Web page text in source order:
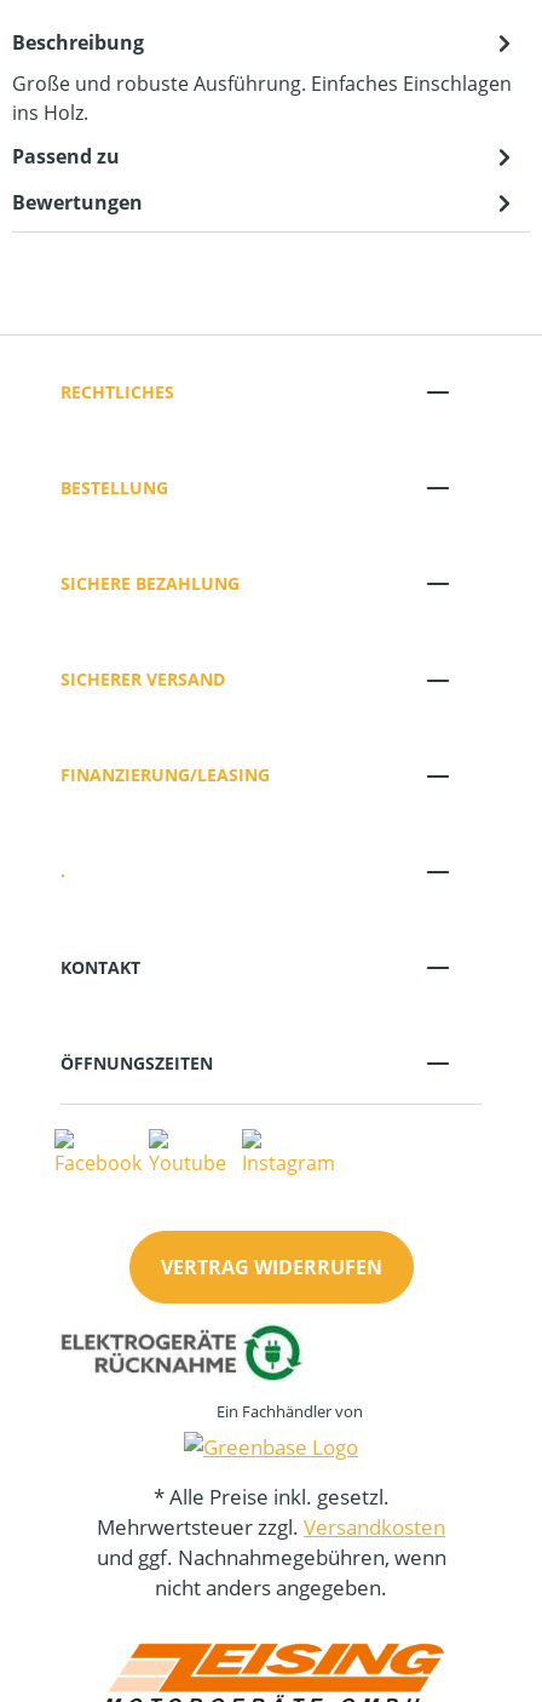
Beschreibung
Große und robuste Ausführung. Einfaches Einschlagen
ins Holz.
Passend zu
Bewertungen
RECHTLICHES
BESTELLUNG
SICHERE BEZAHLUNG
SICHERER VERSAND
FINANZIERUNG/LEASING
.
KONTAKT
ÖFFNUNGSZEITEN
VERTRAG WIDERRUFEN
Ein Fachhändler von
* Alle Preise inkl. gesetzl.
Mehrwertsteuer zzgl. Versandkosten
und ggf. Nachnahmegebühren, wenn
nicht anders angegeben.